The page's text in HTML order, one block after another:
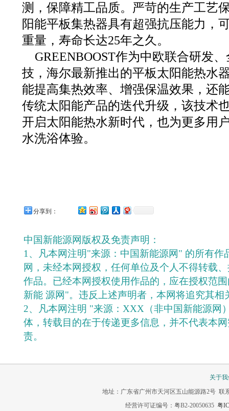
测，保障精工品质。严苛的生产工艺
阳能平板集热器具有超强抗压能力，
重量，寿命长达25年之久。
GREENBOOST作为中欧联合研发
技，海尔最新推出的平板太阳能热水
能提高集热效率、增强保温效果，还
传统太阳能产品的迭代升级，该技术
开启太阳能热水新时代，也为更多用
水洗浴体验。
分享到：
中国新能源网版权及免责声明：
1、凡本网注明"来源：中国新能源网" 的所有作
网，未经本网授权，任何单位及个人不得转载
作品。已经本网授权使用作品的，应在授权范
新能 源网"。违反上述声明者，本网将追究其相
2、凡本网注明 "来源：XXX（非中国新能源网
体，转载目的在于传递更多信息，并不代表本
责。
关于
地址：广东省广州市天河区五山能源路2号 联
经营许可证编号：粤B2-20050635 粤